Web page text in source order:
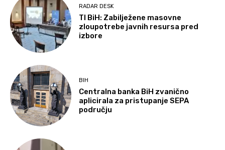
RADAR DESK
TI BiH: Zabilježene masovne
zloupotrebe javnih resursa pred
izbore
BIH
Centralna banka BiH zvanično
aplicirala za pristupanje SEPA
području